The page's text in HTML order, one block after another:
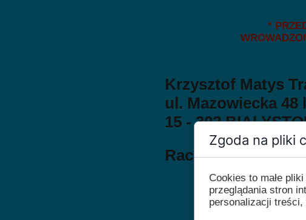
* PRZED
Krzysztof Matys
ul. Mazowiecka 48
15 - 302
Rachunek wEUR:
Kod SWIFT:
Zgoda na pliki
Cookies to małe
przeglądania stron
personalizacji